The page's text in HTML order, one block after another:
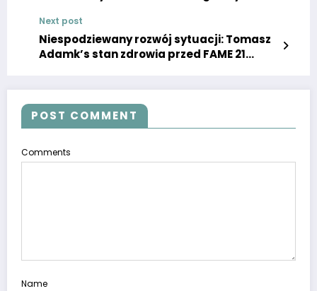
Next post
Niespodziewany rozwój sytuacji: Tomasz
Adamk’s stan zdrowia przed FAME 21
POST COMMENT
Comments
Name